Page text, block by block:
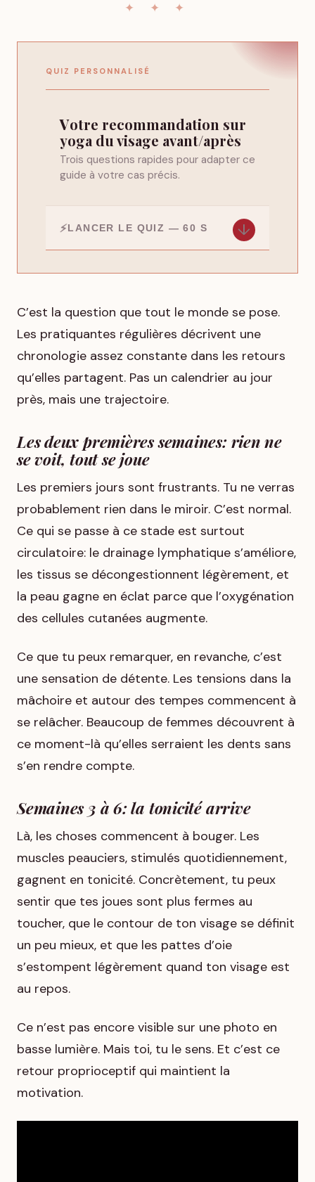
QUIZ PERSONNALISÉ
Votre recommandation sur
yoga du visage avant/après
Trois questions rapides pour adapter ce
guide à votre cas précis.
LANCER LE QUIZ — 60 S ↓
C’est la question que tout le monde se pose.
Les pratiquantes régulières décrivent une
chronologie assez constante dans les retours
qu’elles partagent. Pas un calendrier au jour
près, mais une trajectoire.
Les deux premières semaines: rien ne
se voit, tout se joue
Les premiers jours sont frustrants. Tu ne verras
probablement rien dans le miroir. C’est normal.
Ce qui se passe à ce stade est surtout
circulatoire: le drainage lymphatique s’améliore,
les tissus se décongestionnent légèrement, et
la peau gagne en éclat parce que l’oxygénation
des cellules cutanées augmente.
Ce que tu peux remarquer, en revanche, c’est
une sensation de détente. Les tensions dans la
mâchoire et autour des tempes commencent à
se relâcher. Beaucoup de femmes découvrent à
ce moment-là qu’elles serraient les dents sans
s’en rendre compte.
Semaines 3 à 6: la tonicité arrive
Là, les choses commencent à bouger. Les
muscles peauciers, stimulés quotidiennement,
gagnent en tonicité. Concrètement, tu peux
sentir que tes joues sont plus fermes au
toucher, que le contour de ton visage se définit
un peu mieux, et que les pattes d’oie
s’estompent légèrement quand ton visage est
au repos.
Ce n’est pas encore visible sur une photo en
basse lumière. Mais toi, tu le sens. Et c’est ce
retour proprioceptif qui maintient la
motivation.